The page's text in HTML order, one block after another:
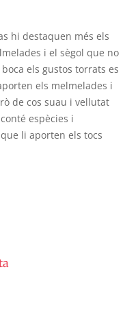
hi destaquen més els
i el sègol que no
els gustos torrats es
els melmelades i
de cos suau i vellutat
espècies i
li aporten els tocs